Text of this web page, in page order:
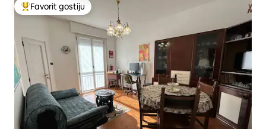
Glavni favorit gostiju
Favorit gostiju